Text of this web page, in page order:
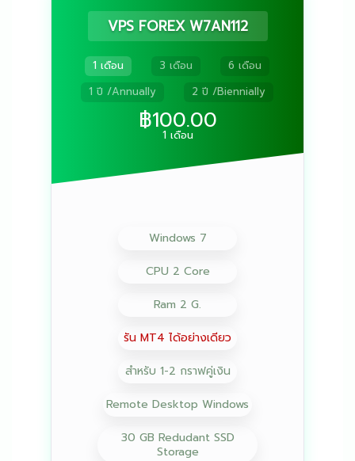
VPS FOREX W7AN112
1 เดือน 3 เดือน
6 เดือน
1 ปี /Annually
2 ปี /Biennially
฿100.00
1 เดือน
Windows 7
CPU 2 Core
Ram 2 G.
รัน MT4 ได้อย่างเดียว
สำหรับ 1-2 กราฟคู่เงิน
Remote Desktop Windows
30 GB Redudant SSD
Storage